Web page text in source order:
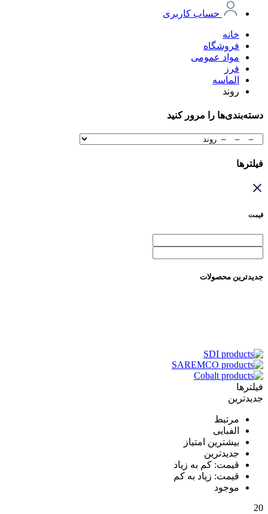
حساب کاربری
خانه
فروشگاه
مواد عمومی
فرز
الماسه
روند
دسته‌بندی‌ها را مرور کنید
فیلترها
قیمت
جدیدترین محصولات
فیلترها
جدیدترین
مرتبط
الفبایی
بیشترین امتیاز
جدیدترین
قیمت: کم به زیاد
قیمت: زیاد به کم
موجود
20